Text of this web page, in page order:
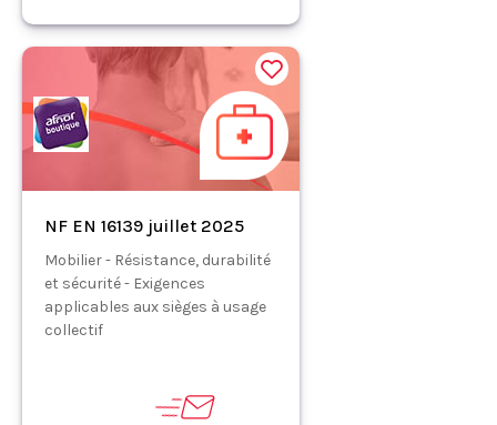
NF EN 16139 juillet 2025
Mobilier - Résistance, durabilité
et sécurité - Exigences
applicables aux sièges à usage
collectif